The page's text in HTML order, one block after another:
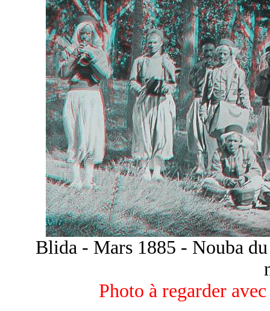
Blida - Mars 1885 - Nouba
Photo à regarder